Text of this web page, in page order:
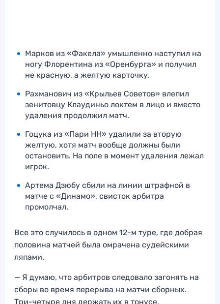
Марков из «Факела» умышленно наступил на
ногу Флорентина из «Оренбурга» и получил
не красную, а желтую карточку.
Рахманович из «Крыльев Советов» влепил
зенитовцу Клаудиньо локтем в лицо и вместо
удаления продолжил матч.
Гоцука из «Пари НН» удалили за вторую
желтую, хотя матч вообще должны были
остановить. На поле в момент удаления лежал
игрок.
Артема Дзюбу сбили на линии штрафной в
матче с «Динамо», свисток арбитра
промолчал.
Все это случилось в одном 12-м туре, где добрая
половина матчей была омрачена судейскими
ляпами.
— Я думаю, что арбитров следовало загонять на
сборы во время перерыва на матчи сборных.
Три-четыре дня держать их в тонусе.